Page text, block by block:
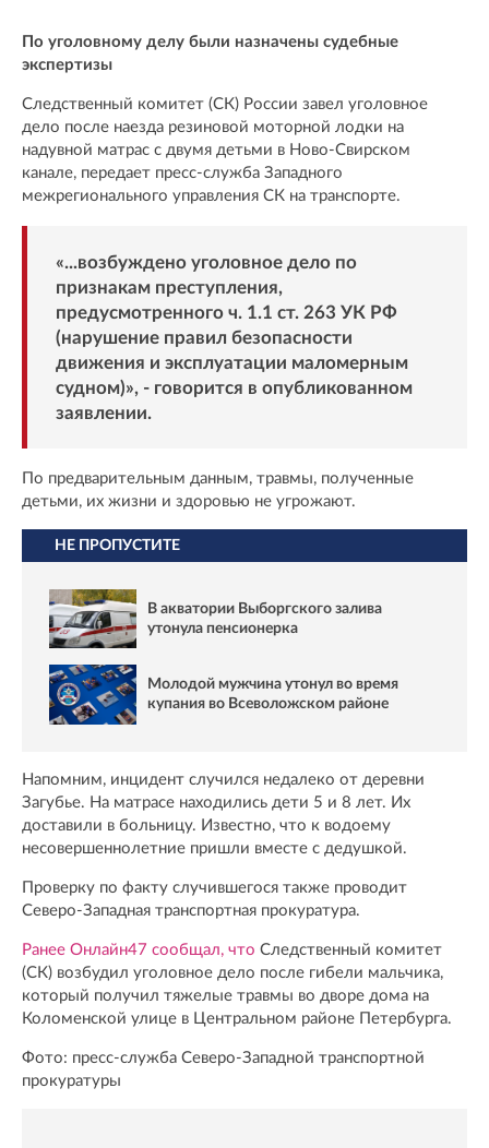
По уголовному делу были назначены судебные
экспертизы
Следственный комитет (СК) России завел уголовное
дело после наезда резиновой моторной лодки на
надувной матрас с двумя детьми в Ново-Свирском
канале, передает пресс-служба Западного
межрегионального управления СК на транспорте.
«...возбуждено уголовное дело по
признакам преступления,
предусмотренного ч. 1.1 ст. 263 УК РФ
(нарушение правил безопасности
движения и эксплуатации маломерным
судном)», - говорится в опубликованном
заявлении.
По предварительным данным, травмы, полученные
детьми, их жизни и здоровью не угрожают.
НЕ ПРОПУСТИТЕ
В акватории Выборгского залива
утонула пенсионерка
Молодой мужчина утонул во время
купания во Всеволожском районе
Напомним, инцидент случился недалеко от деревни
Загубье. На матрасе находились дети 5 и 8 лет. Их
доставили в больницу. Известно, что к водоему
несовершеннолетние пришли вместе с дедушкой.
Проверку по факту случившегося также проводит
Северо-Западная транспортная прокуратура.
Ранее Онлайн47 сообщал, что Следственный комитет
(СК) возбудил уголовное дело после гибели мальчика,
который получил тяжелые травмы во дворе дома на
Коломенской улице в Центральном районе Петербурга.
Фото: пресс-служба Северо-Западной транспортной
прокуратуры